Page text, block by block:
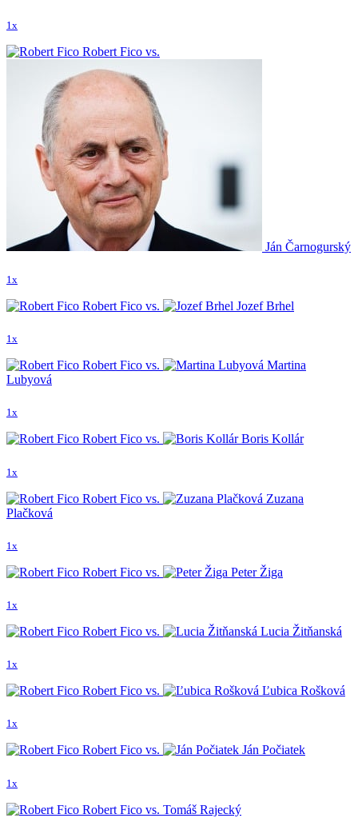
1x
Robert Fico vs.
Ján Čarnogurský
1x
Robert Fico vs. Jozef Brhel
1x
Robert Fico vs.
Martina
Lubyová
1x
Robert Fico vs. Boris Kollár
1x
Robert Fico vs.
Zuzana
Plačková
1x
Robert Fico vs. Peter Žiga
1x
Robert Fico vs. Lucia Žitňanská
1x
Robert Fico vs. Ľubica Rošková
1x
Robert Fico vs. Ján Počiatek
1x
Robert Fico vs. Tomáš Rajecký